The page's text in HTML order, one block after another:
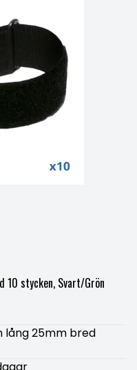
10 stycken, Svart/Grön
lång 25mm bred